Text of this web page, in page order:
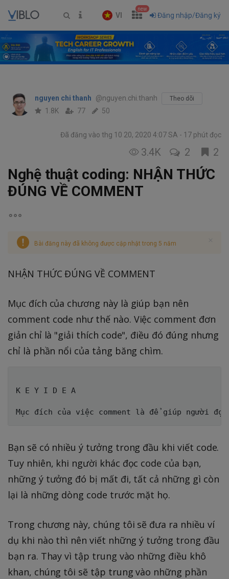
VI
new
Đăng nhập/Đăng ký
nguyen chi thanh @nguyen.chi.thanh Theo dõi
1.8K 77 50
Đã đăng vào thg 10 20, 2020 4:07 SA 17 phút đọc
3.4K 2 2
Nghệ thuật coding: NHẬN THỨC
ĐÚNG VỀ COMMENT
Bài đăng này đã không được cập nhật trong 5 năm
NHẬN THỨC ĐÚNG VỀ COMMENT
Mục đích của chương này là giúp bạn nên
comment code như thế nào. Việc comment đơn
giản chỉ là "giải thích code", điều đó đúng nhưng
chỉ là phần nổi của tảng băng chìm.
K E Y I D E A
Bạn sẽ có nhiều ý tưởng trong đầu khi viết code.
Tuy nhiên, khi người khác đọc code của bạn,
những ý tưởng đó bị mất đi, tất cả những gì còn
lại là những dòng code trước mặt họ.
Trong chương này, chúng tôi sẽ đưa ra nhiều ví
dụ khi nào thì nên viết những ý tưởng trong đầu
bạn ra. Thay vì tập trung vào những điều khô
khan, chúng tôi sẽ tập trung vào những phần